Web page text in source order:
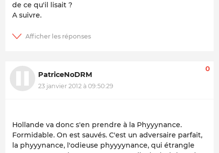
de ce qu'il lisait ?
A suivre.
PatriceNoDRM
23 janvier 2012 à 09:50:29
0
Hollande va donc s'en prendre à la Phyyynance.
Formidable. On est sauvés. C'est un adversaire parfait,
la phyyynance, l'odieuse phyyyynance, qui étrangle